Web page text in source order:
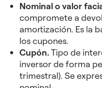
Nominal o valor
compromete a
amortización. Es la
los cupones.
Cupón.Tipo de
inversor de forma
trimestral). Se